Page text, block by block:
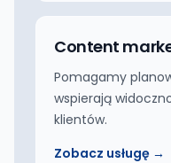
Content
Pomagamy
wspierają
klientów.
Zobacz usługę →